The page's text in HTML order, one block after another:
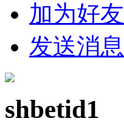
加为好友
发送消息
shbetid1